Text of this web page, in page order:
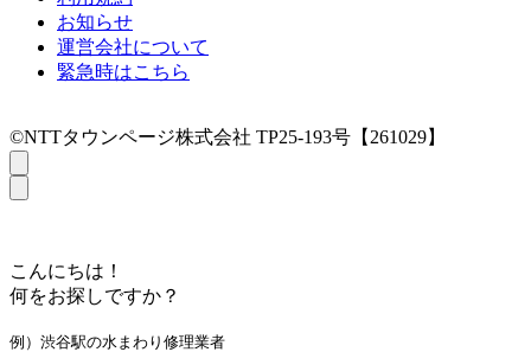
お知らせ
運営会社について
緊急時はこちら
©NTTタウンページ株式会社 TP25-193号【261029】
こんにちは！
何をお探しですか？
例）渋谷駅の水まわり修理業者